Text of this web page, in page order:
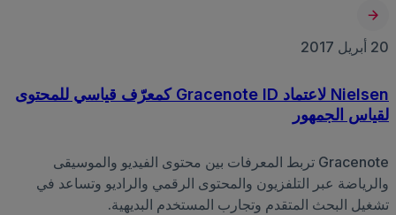
20 أبريل 2017
Nielsen لاعتماد Gracenote ID كمعرّف قياسي للمحتوى
لقياس الجمهور
Gracenote تربط المعرفات بين محتوى الفيديو والموسيقى
والرياضة عبر التلفزيون والمحتوى الرقمي والراديو وتساعد في
تشغيل البحث المتقدم وتجارب المستخدم البديهية.